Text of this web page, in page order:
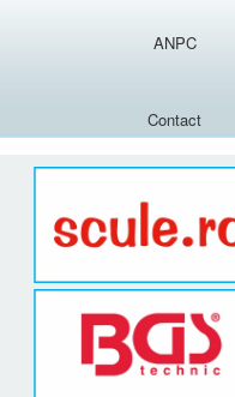
ANPC
Contact